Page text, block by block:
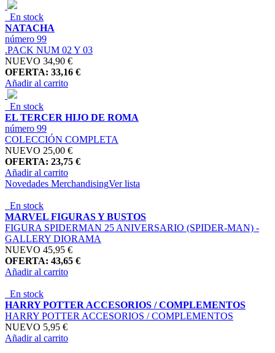
En stock
NATACHA
número 99
.PACK NUM 02 Y 03
NUEVO 34,90 €
OFERTA: 33,16 €
Añadir al carrito
En stock
EL TERCER HIJO DE ROMA
número 99
COLECCIÓN COMPLETA
NUEVO 25,00 €
OFERTA: 23,75 €
Añadir al carrito
Novedades MerchandisingVer lista
En stock
MARVEL FIGURAS Y BUSTOS
FIGURA SPIDERMAN 25 ANIVERSARIO (SPIDER-MAN) -
GALLERY DIORAMA
NUEVO 45,95 €
OFERTA: 43,65 €
Añadir al carrito
En stock
HARRY POTTER ACCESORIOS / COMPLEMENTOS
HARRY POTTER ACCESORIOS / COMPLEMENTOS
NUEVO 5,95 €
Añadir al carrito